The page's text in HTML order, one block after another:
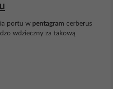
portu w pentagram cerberus
wdzieczny za takową